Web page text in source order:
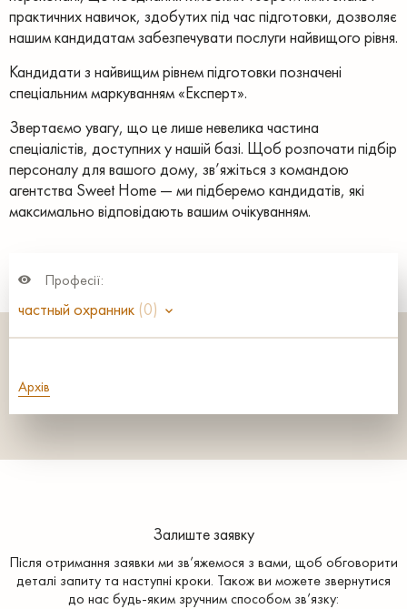
практичних навичок, здобутих під час підготовки, дозволяє
нашим кандидатам забезпечувати послуги найвищого рівня.
Кандидати з найвищим рівнем підготовки позначені
спеціальним маркуванням «Експерт».
Звертаємо увагу, що це лише невелика частина
спеціалістів, доступних у нашій базі. Щоб розпочати підбір
персоналу для вашого дому, зв’яжіться з командою
агентства Sweet Home — ми підберемо кандидатів, які
максимально відповідають вашим очікуванням.
Професії:
частный охранник (0)
Архів
Залиште заявку
Після отримання заявки ми зв’яжемося з вами, щоб обговорити
деталі запиту та наступні кроки. Також ви можете звернутися
до нас будь-яким зручним способом зв’язку: